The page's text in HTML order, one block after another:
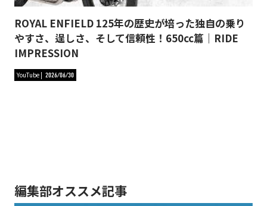
ROYAL ENFIELD 125年の歴史が培った独自の乗り
やすさ、逞しさ、そして信頼性！650cc篇｜RIDE
IMPRESSION
YouTube 2026/06/30
編集部オススメ記事